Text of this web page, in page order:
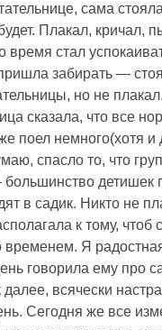
сама
Плакал, кричал,
время стал
забирать —
но не плакал.
сказала, что все
поел немного(хотя и
спасло то, что
детишек
в садик. Никто не
к тому, чтоб
временем. Я
говорила ему про
всячески
Сегодня же все